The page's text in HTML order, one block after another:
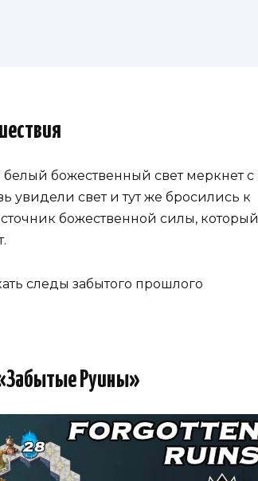
божественный свет меркнет с
свет и тут же бросились к
божественной силы, который
следы забытого прошлого
Руины»